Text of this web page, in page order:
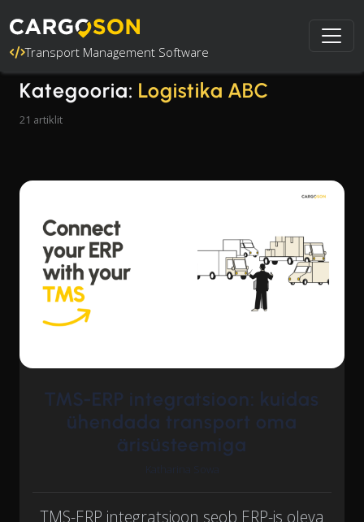
Transport Management Software
Kategooria: Logistika ABC
21 artiklit
TMS-ERP integratsioon: kuidas
ühendada transport oma
ärisüsteemiga
Katharina Sowa
TMS-ERP integratsioon seob ERP-is oleva